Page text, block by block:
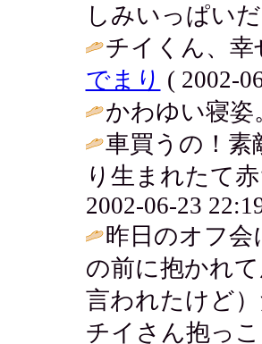
しみいっぱい
チイくん、
でまり ( 2002-
かわゆい寝
車買うの！素
り生まれたて
2002-06-23
昨日のオフ
の前に抱かれ
言われたけど
チイさん抱っ